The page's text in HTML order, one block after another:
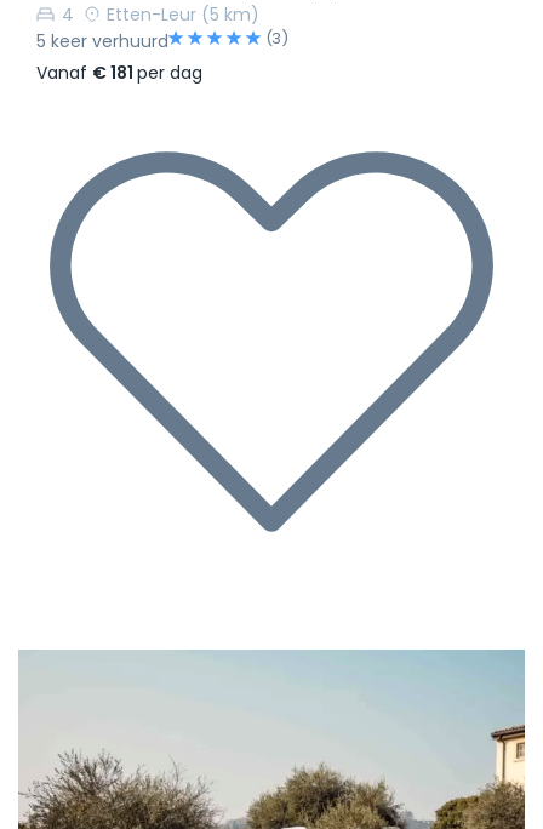
4
Etten-Leur (5 km)
5 keer verhuurd
(3)
Vanaf € 181 per dag